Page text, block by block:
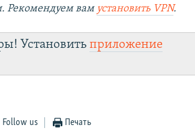
Рекомендуем вам установить VPN.
Установитьприложение
Follow us Печать